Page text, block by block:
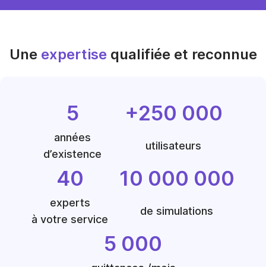
Une expertise qualifiée et reconnue
5
années
d’existence
+250 000
utilisateurs
40
experts
à votre service
10 000 000
de simulations
5 000